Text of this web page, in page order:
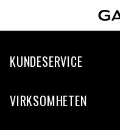
KUNDESERVICE
VIRKSOMHETEN